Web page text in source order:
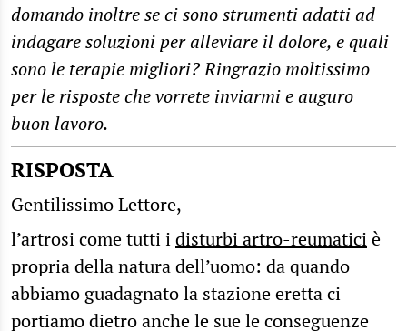
domando inoltre se ci sono strumenti adatti ad
indagare soluzioni per alleviare il dolore, e quali
sono le terapie migliori? Ringrazio moltissimo
per le risposte che vorrete inviarmi e auguro
buon lavoro.
RISPOSTA
Gentilissimo Lettore,
l’artrosi come tutti idisturbi artro-reumaticiè
propria della natura dell’uomo: da quando
abbiamo guadagnato la stazione eretta ci
portiamo dietro anche le sue le conseguenze